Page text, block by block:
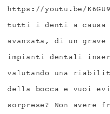
https://youtu.be/
tutti i denti a causa
avanzata, di un
impianti dentali
valutando una
della bocca e vuoi
sorprese? Non avere